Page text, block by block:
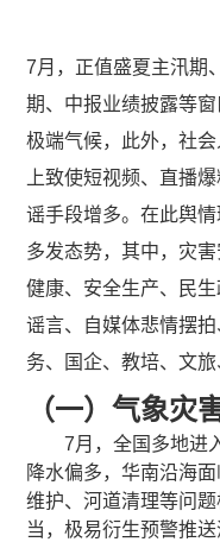
7月，正值盛夏主汛期
期、中报业绩披露等
极端气候，此外，社
上致使短视频、直播
谣手段增多。在此舆
多发态势，其中，灾
健康、安全生产、民
谣言、自媒体悲情摆
务、国企、教培、文旅
（一）气象灾
7月，全国多地进
降水偏多，华南沿海
维护、河道清理等问
当，极易衍生预警推